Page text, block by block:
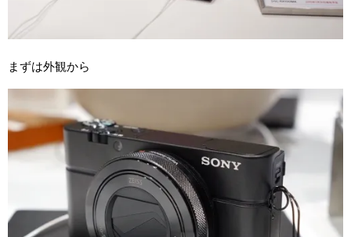
まずは外観から